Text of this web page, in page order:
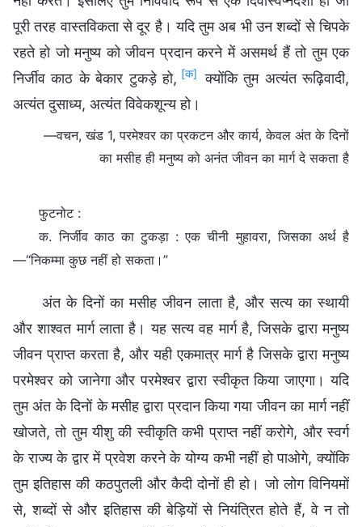
पूरी तरह वास्तविकता से दूर है। यदि तुम अब भी उन शब्दों से चिपके
रहते हो जो मनुष्य को जीवन प्रदान करने में असमर्थ हैं तो तुम एक
निर्जीव काठ के बेकार टुकड़े हो, [क] क्योंकि तुम अत्यंत रूढ़िवादी,
अत्यंत दुसाध्य, अत्यंत विवेकशून्य हो।
—वचन, खंड 1, परमेश्वर का प्रकटन और कार्य, केवल अंत के दिनों
का मसीह ही मनुष्य को अनंत जीवन का मार्ग दे सकता है
फुटनोट :
क. निर्जीव काठ का टुकड़ा : एक चीनी मुहावरा, जिसका अर्थ है
—“निकम्मा कुछ नहीं हो सकता।”
अंत के दिनों का मसीह जीवन लाता है, और सत्य का स्थायी
और शाश्वत मार्ग लाता है। यह सत्य वह मार्ग है, जिसके द्वारा मनुष्य
जीवन प्राप्त करता है, और यही एकमात्र मार्ग है जिसके द्वारा मनुष्य
परमेश्वर को जानेगा और परमेश्वर द्वारा स्वीकृत किया जाएगा। यदि
तुम अंत के दिनों के मसीह द्वारा प्रदान किया गया जीवन का मार्ग नहीं
खोजते, तो तुम यीशु की स्वीकृति कभी प्राप्त नहीं करोगे, और स्वर्ग
के राज्य के द्वार में प्रवेश करने के योग्य कभी नहीं हो पाओगे, क्योंकि
तुम इतिहास की कठपुतली और कैदी दोनों ही हो। जो लोग विनियमों
से, शब्दों से और इतिहास की बेड़ियों से नियंत्रित होते हैं, वे न तो